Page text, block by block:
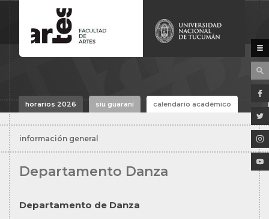
horarios 2026 siu guaraní calendario académico
información general
Departamento Danza
Departamento de Danza